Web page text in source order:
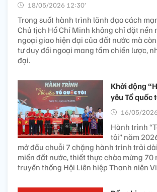
18/05/2026 12:30’
Trong suốt hành trình lãnh đạo cách
Chủ tịch Hồ Chí Minh không chỉ đặt nền
ngoại giao hiện đại của đất nước mà
tư duy đối ngoại mang tầm chiến lược,
đại.
Khởi động
yêu Tổ quốc
16/05/
Hành trình
tôi” năm
mở đầu chuỗi 7 chặng hành trình trải
miền đất nước, thiết thực chào mừng 70
truyền thống Hội Liên hiệp Thanh niên